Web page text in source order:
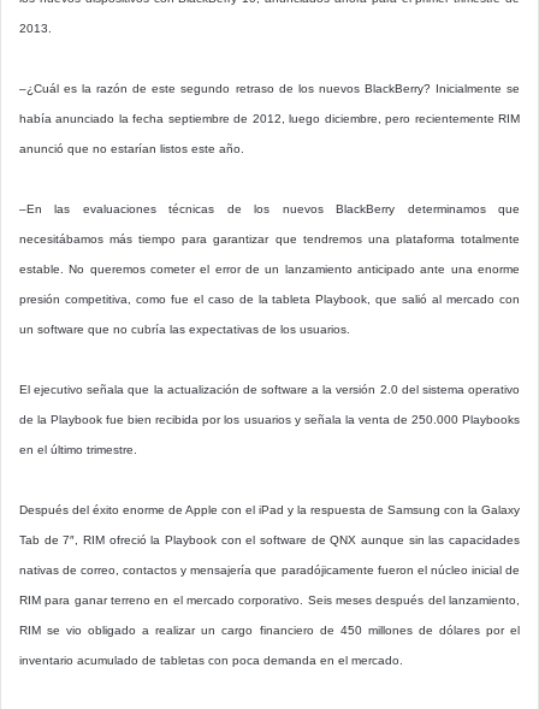
2013.
–¿Cuál es la razón de este segundo retraso de los nuevos BlackBerry? Inicialmente se
había anunciado la fecha septiembre de 2012, luego diciembre, pero recientemente RIM
anunció que no estarían listos este año.
–En las evaluaciones técnicas de los nuevos BlackBerry determinamos que
necesitábamos más tiempo para garantizar que tendremos una plataforma totalmente
estable. No queremos cometer el error de un lanzamiento anticipado ante una enorme
presión competitiva, como fue el caso de la tableta Playbook, que salió al mercado con
un software que no cubría las expectativas de los usuarios.
El ejecutivo señala que la actualización de software a la versión 2.0 del sistema operativo
de la Playbook fue bien recibida por los usuarios y señala la venta de 250.000 Playbooks
en el último trimestre.
Después del éxito enorme de Apple con el iPad y la respuesta de Samsung con la Galaxy
Tab de 7″, RIM ofreció la Playbook con el software de QNX aunque sin las capacidades
nativas de correo, contactos y mensajería que paradójicamente fueron el núcleo inicial de
RIM para ganar terreno en el mercado corporativo. Seis meses después del lanzamiento,
RIM se vio obligado a realizar un cargo financiero de 450 millones de dólares por el
inventario acumulado de tabletas con poca demanda en el mercado.